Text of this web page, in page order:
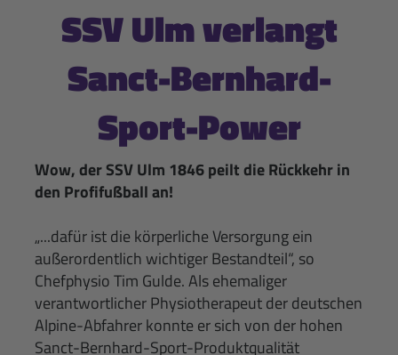
SSV Ulm verlangt
Sanct-Bernhard-
Sport-Power
Wow, der SSV Ulm 1846 peilt die Rückkehr in
den Profifußball an!
„...dafür ist die körperliche Versorgung ein
außerordentlich wichtiger Bestandteil“, so
Chefphysio Tim Gulde. Als ehemaliger
verantwortlicher Physiotherapeut der deutschen
Alpine-Abfahrer konnte er sich von der hohen
Sanct-Bernhard-Sport-Produktqualität